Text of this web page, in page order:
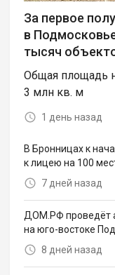
За первое
в
тысяч
Общая площадь
3 млн кв. м
1 день назад
В Бронницах к
к лицею на 100
7 дней назад
ДОМ.РФ проведёт
на юго-востоке
8 дней назад